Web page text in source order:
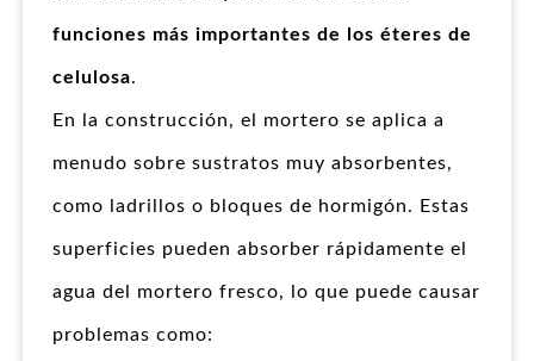
funciones más importantes de los éteres de
celulosa.
En la construcción, el mortero se aplica a
menudo sobre sustratos muy absorbentes,
como ladrillos o bloques de hormigón. Estas
superficies pueden absorber rápidamente el
agua del mortero fresco, lo que puede causar
problemas como: